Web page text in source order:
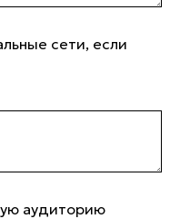
сети, если
аудиторию